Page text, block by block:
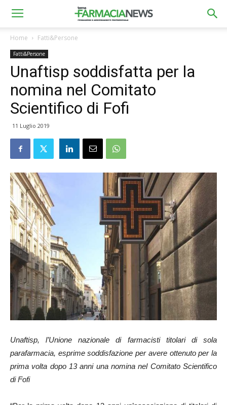
Home Fatti&Persone
Fatti&Persone
Unaftisp soddisfatta per la
nomina nel Comitato
Scientifico di Fofi
11 Luglio 2019
Unaftisp, l’Unione nazionale di farmacisti titolari di sola
parafarmacia, esprime soddisfazione per avere ottenuto per la
prima volta dopo 13 anni una nomina nel Comitato Scientifico
di Fofi